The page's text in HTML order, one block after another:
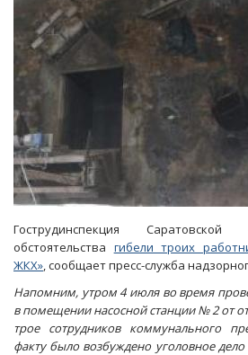
гаишник
признал
вину
Гострудинспекция Саратовской
обстоятельства гибели троих
ЖКХ», сообщает пресс-служба
Напомним, утром 4 июля во время
в помещении насосной станции № 2 от
трое сотрудников коммунального
факту было возбуждено уголовное дело